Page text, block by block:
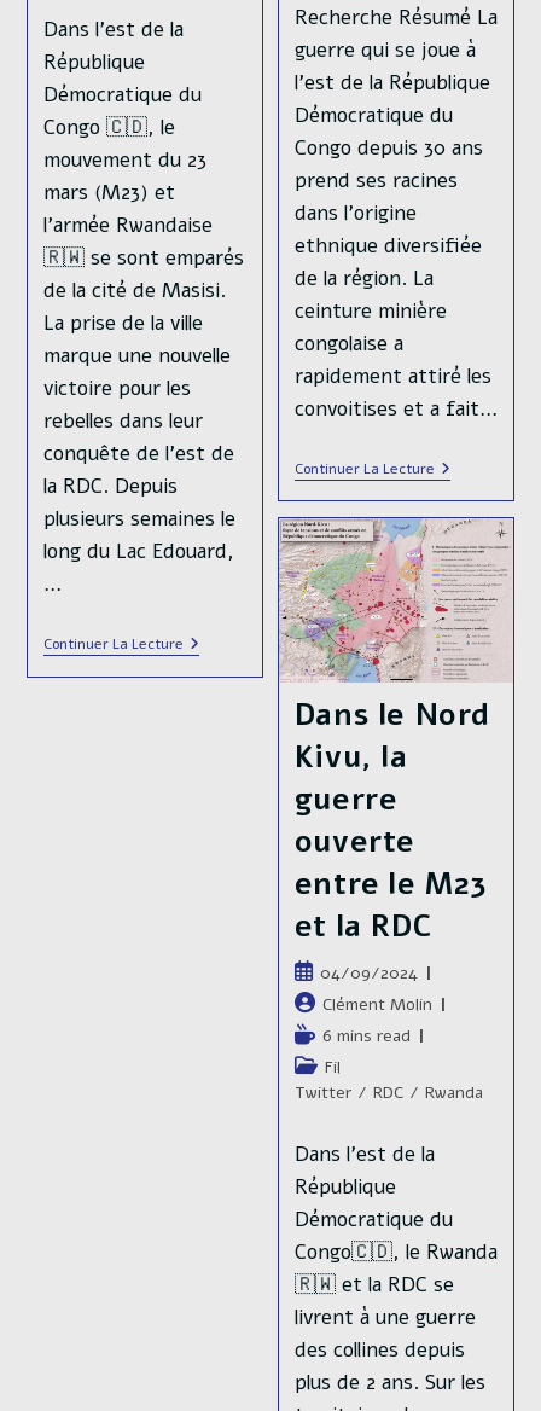
Recherche Résumé La
guerre qui se joue à
l’est de la République
Démocratique du
Congo depuis 30 ans
prend ses racines
dans l’origine
ethnique diversifiée
de la région. La
ceinture minière
congolaise a
rapidement attiré les
convoitises et a fait…
Continuer La LectureLa
Résurgence
Du
M23
Depuis
2021,
Le
Retour
De
La
Guerre
Rwanda-
RDC
Dans l'est de la
République
Démocratique du
Congo 🇨🇩, le
mouvement du 23
mars (M23) et
l'armée Rwandaise
🇷🇼 se sont emparés
de la cité de Masisi.
La prise de la ville
marque une nouvelle
victoire pour les
rebelles dans leur
conquête de l'est de
la RDC. Depuis
plusieurs semaines le
long du Lac Edouard,
…
Continuer La LectureRDC
:
La
Dans le Nord
Kivu, la
guerre
ouverte
entre le M23
et la RDC
Publication
publiée :
04/09/2024
Auteur/autrice
de
la
publication :
Clément Molin
Temps
de
lecture :
6 mins read
Post
category:
Fil
Twitter / RDC / Rwanda
Dans l'est de la
République
Démocratique du
Congo🇨🇩, le Rwanda
🇷🇼 et la RDC se
livrent à une guerre
des collines depuis
plus de 2 ans. Sur les